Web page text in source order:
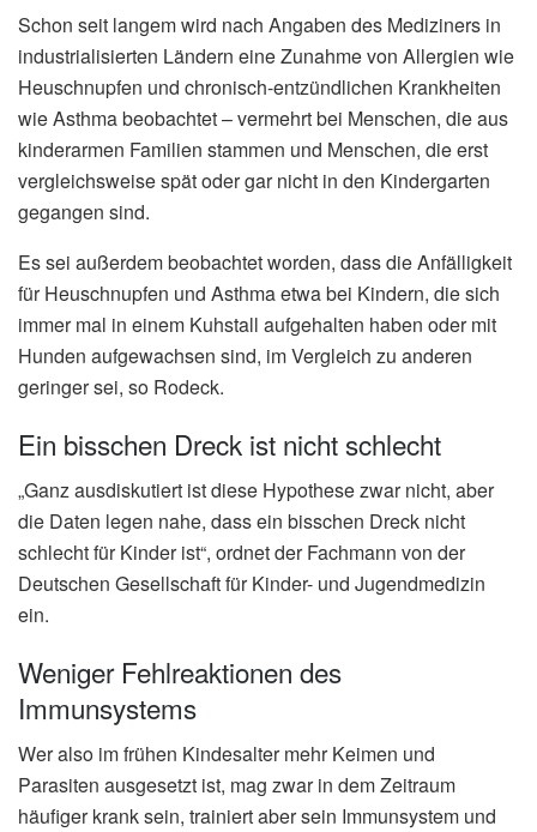
Schon seit langem wird nach Angaben des Mediziners in
industrialisierten Ländern eine Zunahme von Allergien wie
Heuschnupfen und chronisch-entzündlichen Krankheiten
wie Asthma beobachtet – vermehrt bei Menschen, die aus
kinderarmen Familien stammen und Menschen, die erst
vergleichsweise spät oder gar nicht in den Kindergarten
gegangen sind.
Es sei außerdem beobachtet worden, dass die Anfälligkeit
für Heuschnupfen und Asthma etwa bei Kindern, die sich
immer mal in einem Kuhstall aufgehalten haben oder mit
Hunden aufgewachsen sind, im Vergleich zu anderen
geringer sei, so Rodeck.
Ein bisschen Dreck ist nicht schlecht
„Ganz ausdiskutiert ist diese Hypothese zwar nicht, aber
die Daten legen nahe, dass ein bisschen Dreck nicht
schlecht für Kinder ist“, ordnet der Fachmann von der
Deutschen Gesellschaft für Kinder- und Jugendmedizin
ein.
Weniger Fehlreaktionen des
Immunsystems
Wer also im frühen Kindesalter mehr Keimen und
Parasiten ausgesetzt ist, mag zwar in dem Zeitraum
häufiger krank sein, trainiert aber sein Immunsystem und